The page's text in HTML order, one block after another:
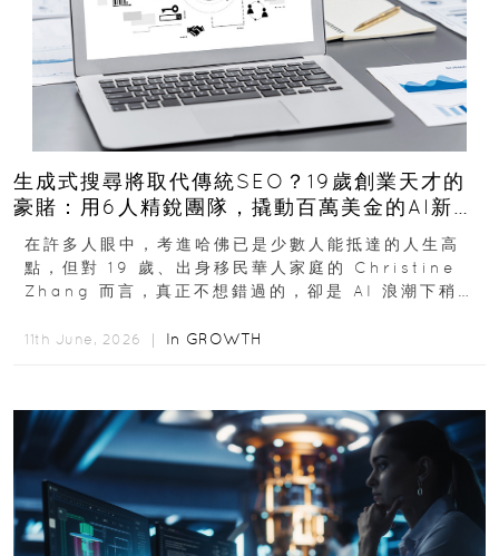
生成式搜尋將取代傳統SEO？19歲創業天才的
豪賭：用6人精銳團隊，撬動百萬美金的AI新商
機
在許多人眼中，考進哈佛已是少數人能抵達的人生高
點，但對 19 歲、出身移民華人家庭的 Christine
Zhang 而言，真正不想錯過的，卻是 AI 浪潮下稍縱
11th June, 2026 ｜ In GROWTH